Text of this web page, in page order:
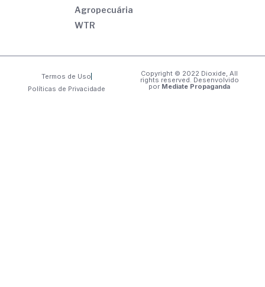
Agropecuária
WTR
Termos de Uso
Políticas de Privacidade
Copyright © 2022 Dioxide, All
rights reserved. Desenvolvido
por Mediate Propaganda